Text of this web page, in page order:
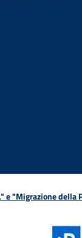
"Migrazione della